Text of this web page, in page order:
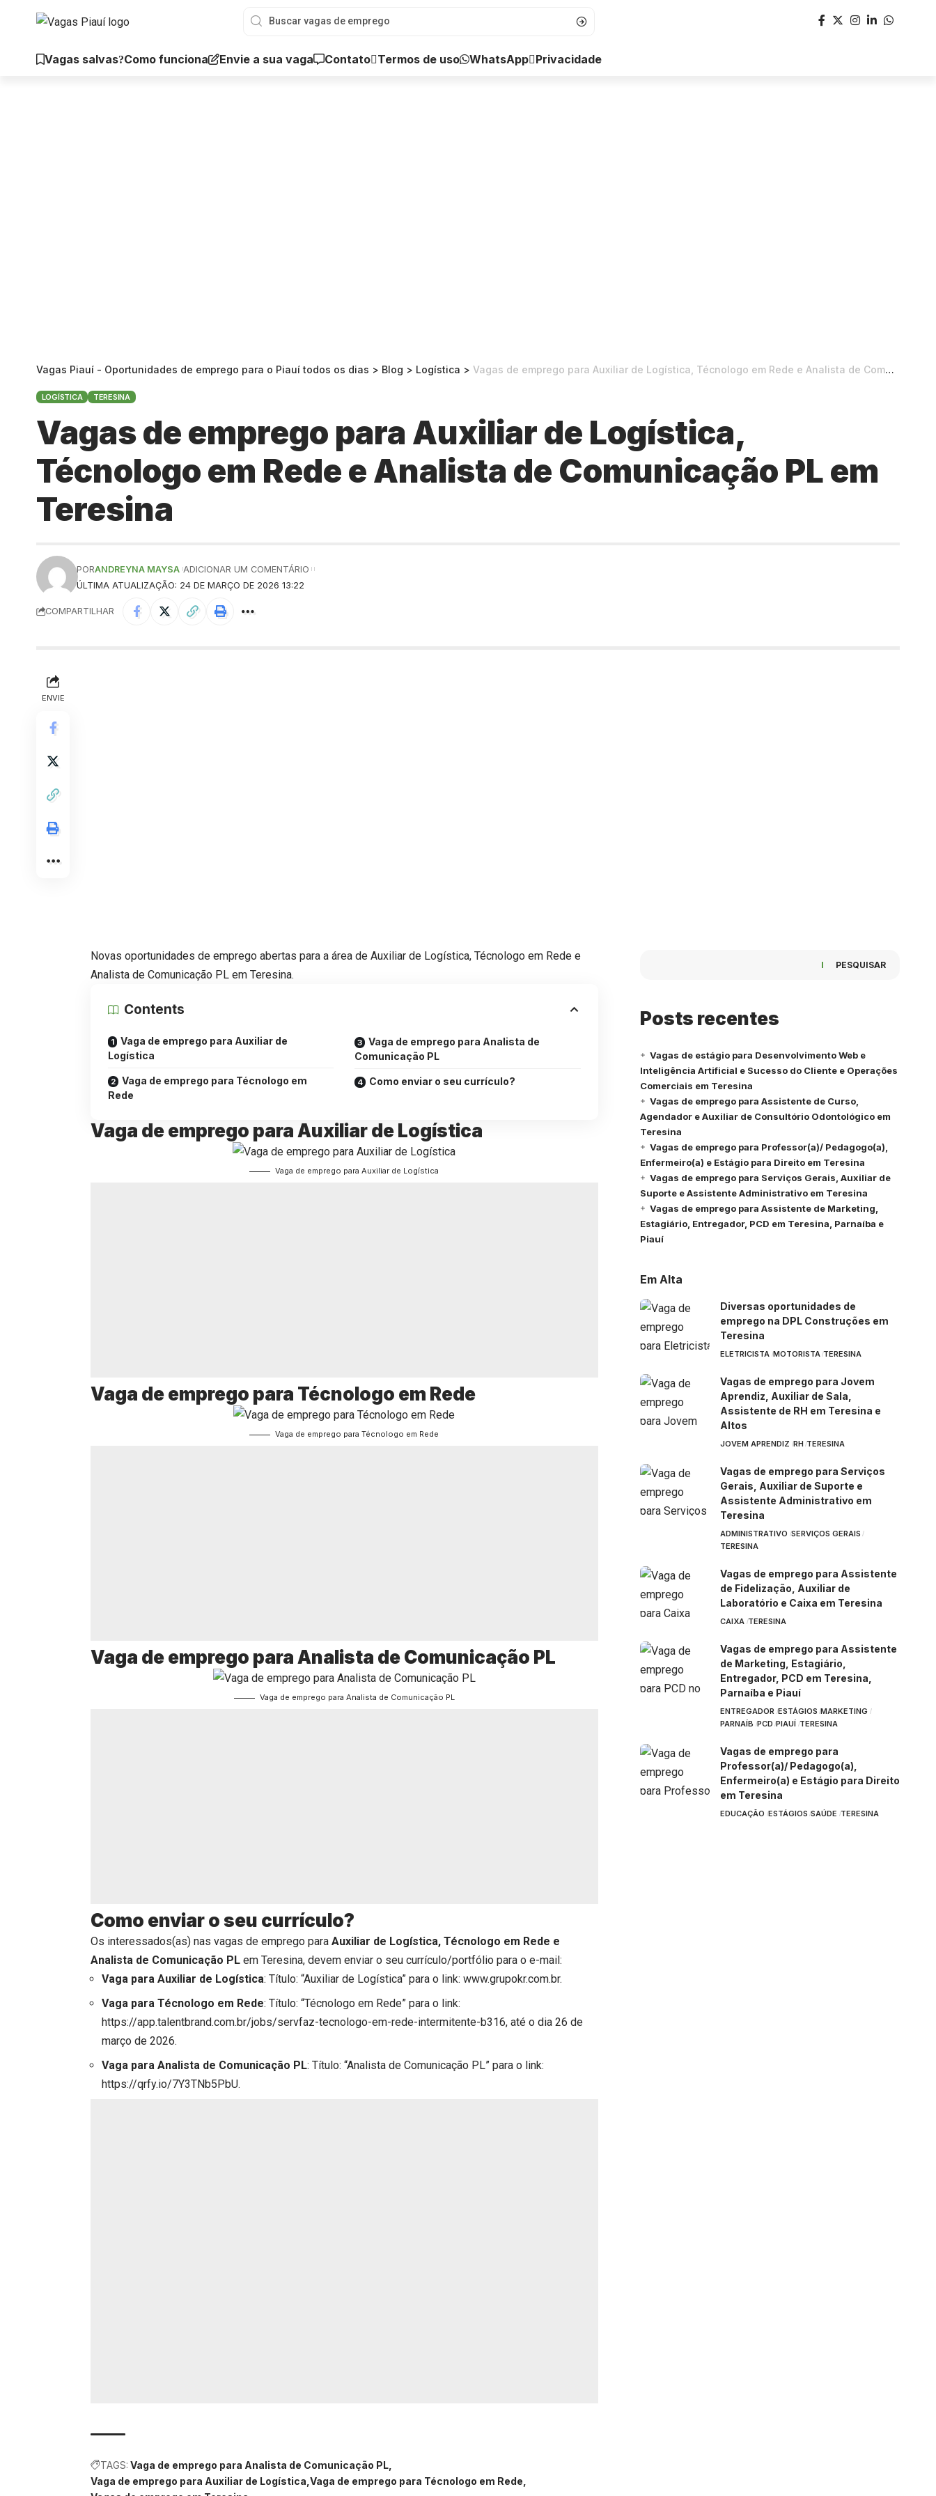
Vagas salvas Como funciona Envie a sua vaga Contato Termos de uso WhatsApp Privacidade
Vagas Piauí - Oportunidades de emprego para o Piauí todos os dias > Blog > Logística > Vagas de emprego para Auxiliar de Logística, Técnologo em Rede e Analista de Comunicação PL em Teresina
LOGÍSTICA TERESINA
Vagas de emprego para Auxiliar de Logística,
Técnologo em Rede e Analista de Comunicação PL em
Teresina
ÚLTIMA ATUALIZAÇÃO: 24 DE MARÇO DE 2026 13:22
PORANDREYNA MAYSA ADICIONAR UM COMENTÁRIO
COMPARTILHAR
ENVIE
Novas oportunidades de emprego abertas para a área de Auxiliar de Logística, Técnologo em Rede e
Analista de Comunicação PL em Teresina.
Contents
Vaga de emprego para Auxiliar de
Logística
Vaga de emprego para Técnologo em
Rede
Vaga de emprego para Analista de
Comunicação PL
Como enviar o seu currículo?
Vaga de emprego para Auxiliar de Logística
Vaga de emprego para Auxiliar de Logística
Vaga de emprego para Técnologo em Rede
Vaga de emprego para Técnologo em Rede
Vaga de emprego para Analista de Comunicação PL
Vaga de emprego para Analista de Comunicação PL
Como enviar o seu currículo?
Os interessados(as) nas vagas de emprego para Auxiliar de Logística, Técnologo em Rede e
Analista de Comunicação PL em Teresina, devem enviar o seu currículo/portfólio para o e-mail:
Vaga para Auxiliar de Logística: Título: “Auxiliar de Logística” para o link: www.grupokr.com.br.
Vaga para Técnologo em Rede: Título: “Técnologo em Rede” para o link:
https://app.talentbrand.com.br/jobs/servfaz-tecnologo-em-rede-intermitente-b316, até o dia 26 de
março de 2026.
Vaga para Analista de Comunicação PL: Título: “Analista de Comunicação PL” para o link:
https://qrfy.io/7Y3TNb5PbU.
TAGS: Vaga de emprego para Analista de Comunicação PL
Vaga de emprego para Auxiliar de Logística Vaga de emprego para Técnologo em Rede
PESQUISAR
Posts recentes
Vagas de estágio para Desenvolvimento Web e
Inteligência Artificial e Sucesso do Cliente e Operações
Comerciais em Teresina
Vagas de emprego para Assistente de Curso,
Agendador e Auxiliar de Consultório Odontológico em
Teresina
Vagas de emprego para Professor(a)/ Pedagogo(a),
Enfermeiro(a) e Estágio para Direito em Teresina
Vagas de emprego para Serviços Gerais, Auxiliar de
Suporte e Assistente Administrativo em Teresina
Vagas de emprego para Assistente de Marketing,
Estagiário, Entregador, PCD em Teresina, Parnaíba e
Piauí
Em Alta
Diversas oportunidades de
emprego na DPL Construções em
Teresina
ELETRICISTA MOTORISTA TERESINA
Vagas de emprego para Jovem
Aprendiz, Auxiliar de Sala,
Assistente de RH em Teresina e
Altos
JOVEM APRENDIZ RH TERESINA
Vagas de emprego para Serviços
Gerais, Auxiliar de Suporte e
Assistente Administrativo em
Teresina
ADMINISTRATIVO SERVIÇOS GERAIS
TERESINA
Vagas de emprego para Assistente
de Fidelização, Auxiliar de
Laboratório e Caixa em Teresina
CAIXA TERESINA
Vagas de emprego para Assistente
de Marketing, Estagiário,
Entregador, PCD em Teresina,
Parnaíba e Piauí
ENTREGADOR ESTÁGIOS MARKETING
PARNAÍB PCD PIAUÍ TERESINA
Vagas de emprego para
Professor(a)/ Pedagogo(a),
Enfermeiro(a) e Estágio para Direito
em Teresina
EDUCAÇÃO ESTÁGIOS SAÚDE TERESINA